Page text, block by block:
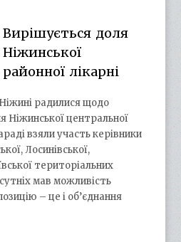
Вирішується доля
Ніжинської
районної лікарні
радилися щодо
Ніжинської центральної
взяли участь керівники
Лосинівської,
територіальних
мав можливість
– це і об’єднання